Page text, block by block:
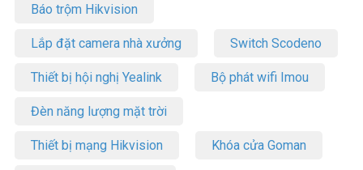
Báo trộm Hikvision
Lắp đặt camera nhà xưởng Switch Scodeno
Thiết bị hội nghị Yealink Bộ phát wifi Imou
Đèn năng lượng mặt trời
Thiết bị mạng Hikvision Khóa cửa Goman